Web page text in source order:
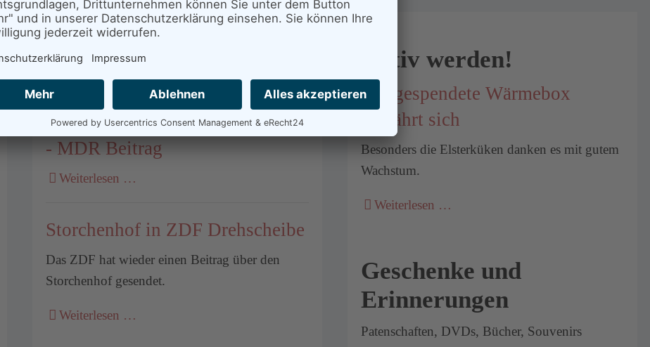
Der Storchenhof in den
Medien
Störche leiden unter Regenwetter
- MDR Beitrag
Weiterlesen …
Storchenhof in ZDF Drehscheibe
Das ZDF hat wieder einen Beitrag über den
Storchenhof gesendet.
Weiterlesen …
Aktiv werden!
Die gespendete Wärmebox
bewährt sich
Besonders die Elsterküken danken es mit gutem
Wachstum.
Weiterlesen …
Geschenke und
Erinnerungen
Patenschaften, DVDs, Bücher, Souvenirs